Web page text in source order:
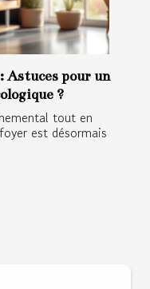
pour un
?
tout en
est désormais